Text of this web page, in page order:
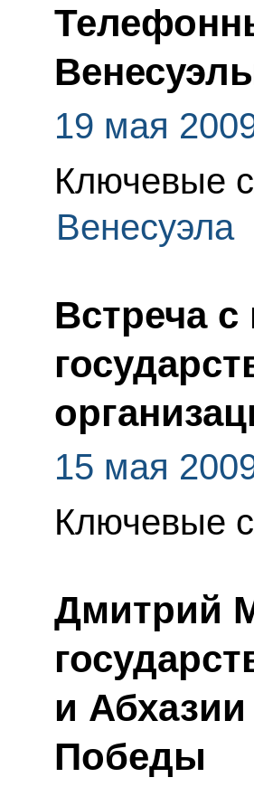
19 мая
Ключевые
Венесуэла
Встреча
15 мая
Ключевые
Дмитрий
и
Победы